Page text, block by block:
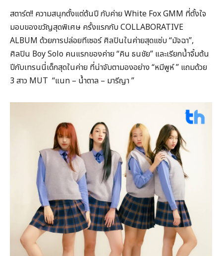
สตาร์ต!! ความสนุกตั้งแต่ต้นปี กับค่าย White Fox GMM ที่ตั้งใจ
มอบของขวัญสุดพิเศษ ครั้งแรกกับ COLLABORATIVE
ALBUM ด้วยการปล่อยทีเซอร์ ศิลปินในค่ายสุดแซ่บ “มัจฉา”,
ศิลปิน Boy Solo คนแรกของค่าย “คิน ธนชัย” และเรียกน้ำจิ้มต้น
ปีกับเทรนนี่เด็กสุดในค่าย ที่น่าจับตามองอย่าง “หมีพูห์ ” แถมด้วย
3 สาว MUT “แนท – น้ำตาล – มารีญา ”